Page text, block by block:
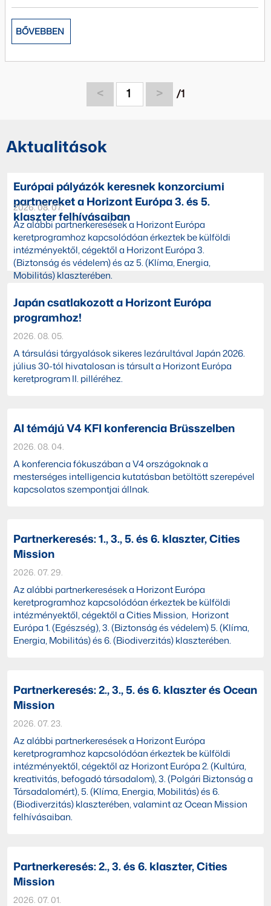
BŐVEBBEN
< 1 > /1
Aktualitások
Európai pályázók keresnek konzorciumi
partnereket a Horizont Európa 3. és 5.
klaszter felhívásaiban
2026. 08. 07.
Az alábbi partnerkeresések a Horizont Európa
keretprogramhoz kapcsolódóan érkeztek be külföldi
intézményektől, cégektől a Horizont Európa 3.
(Biztonság és védelem) és az 5. (Klíma, Energia,
Mobilitás) klaszterében.
Japán csatlakozott a Horizont Európa
programhoz!
2026. 08. 05.
A társulási tárgyalások sikeres lezárultával Japán 2026.
július 30-tól hivatalosan is társult a Horizont Európa
keretprogram II. pilléréhez.
AI témájú V4 KFI konferencia Brüsszelben
2026. 08. 04.
A konferencia fókuszában a V4 országoknak a
mesterséges intelligencia kutatásban betöltött szerepével
kapcsolatos szempontjai állnak.
Partnerkeresés: 1., 3., 5. és 6. klaszter, Cities
Mission
2026. 07. 29.
Az alábbi partnerkeresések a Horizont Európa
keretprogramhoz kapcsolódóan érkeztek be külföldi
intézményektől, cégektől a Cities Mission, Horizont
Európa 1. (Egészség), 3. (Biztonság és védelem) 5. (Klíma,
Energia, Mobilitás) és 6. (Biodiverzitás) klaszterében.
Partnerkeresés: 2., 3., 5. és 6. klaszter és Ocean
Mission
2026. 07. 23.
Az alábbi partnerkeresések a Horizont Európa
keretprogramhoz kapcsolódóan érkeztek be külföldi
intézményektől, cégektől az Horizont Európa 2. (Kultúra,
kreativitás, befogadó társadalom), 3. (Polgári Biztonság a
Társadalomért), 5. (Klíma, Energia, Mobilitás) és 6.
(Biodiverzitás) klaszterében, valamint az Ocean Mission
felhívásaiban.
Partnerkeresés: 2., 3. és 6. klaszter, Cities
Mission
2026. 07. 01.